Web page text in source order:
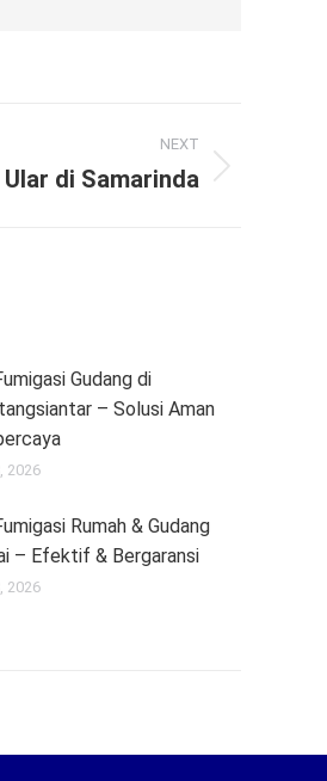
NEXT
di Samarinda
Gudang di
– Solusi Aman
2026
Rumah & Gudang
– Efektif & Bergaransi
2026